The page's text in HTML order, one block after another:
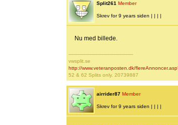
Split261 Member
Skrev for 9 years siden | | | |
Nu med billede.
-------------------------------------------
vwsplit.se
http://www.veteranposten.dk/
52 & 62 Splits only. 20739887
airrider87 Member
Skrev for 9 years siden | | | |